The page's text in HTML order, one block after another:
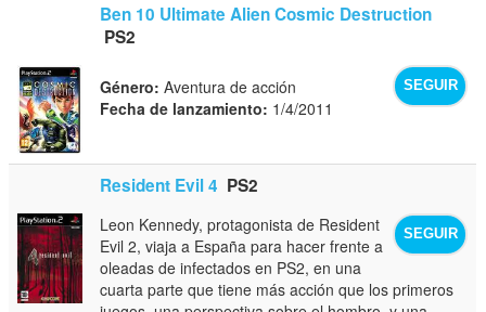
Ben 10 Ultimate Alien Cosmic Destruction
PS2
SEGUIR
Género: Aventura de acción
Fecha de lanzamiento: 1/4/2011
Resident Evil 4 PS2
SEGUIR
Leon Kennedy, protagonista de Resident
Evil 2, viaja a España para hacer frente a
oleadas de infectados en PS2, en una
cuarta parte que tiene más acción que los primeros